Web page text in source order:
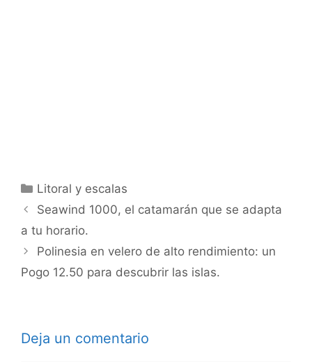
Categorías
Litoral y escalas
Seawind 1000, el catamarán que se adapta
a tu horario.
Polinesia en velero de alto rendimiento: un
Pogo 12.50 para descubrir las islas.
Deja un comentario